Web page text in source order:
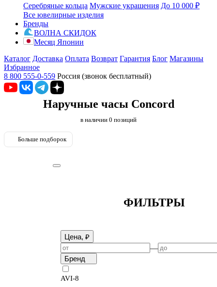
Серебряные кольца Мужские украшения До 10 000 ₽
Все ювелирные изделия
Бренды
ВОЛНА СКИДОК
Месяц Японии
Каталог Доставка Оплата Возврат Гарантия Блог Магазины
Избранное
8 800 555-0-559 Россия (звонок бесплатный)
Наручные часы Concord
в наличии 0 позиций
Больше подборок
ФИЛЬТРЫ
Цена, ₽
—
Бренд
AVI-8